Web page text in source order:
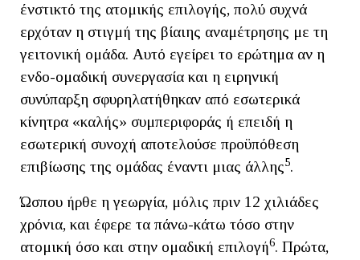
ένστικτό της ατομικής επιλογής, πολύ συχνά
ερχόταν η στιγμή της βίαιης αναμέτρησης με τη
γειτονική ομάδα. Αυτό εγείρει το ερώτημα αν η
ενδο-ομαδική συνεργασία και η ειρηνική
συνύπαρξη σφυρηλατήθηκαν από εσωτερικά
κίνητρα «καλής» συμπεριφοράς ή επειδή η
εσωτερική συνοχή αποτελούσε προϋπόθεση
επιβίωσης της ομάδας έναντι μιας άλλης5.
Ώσπου ήρθε η γεωργία, μόλις πριν 12 χιλιάδες
χρόνια, και έφερε τα πάνω-κάτω τόσο στην
ατομική όσο και στην ομαδική επιλογή6. Πρώτα,